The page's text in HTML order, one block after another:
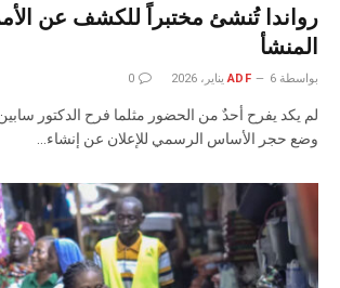
رواندا تُنشئ مختبراً للكشف عن
المنشأ
بواسطة ADF 6 يناير، 2026 0
لم يكد يفرح أحدٌ من الحضور مثلما فرح الدكتور
وضع حجر الأساس الرسمي للإعلان عن إنشاء…